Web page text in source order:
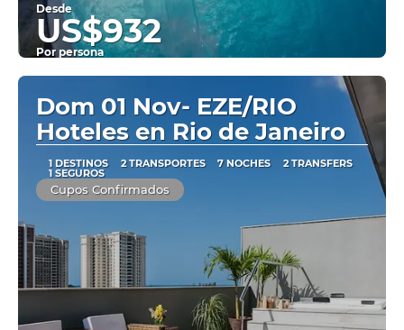
Desde
US$932
Por persona
Ver
Dom 01 Nov- EZE/RIO
Hoteles en Rio de Janeiro
1 DESTINOS 2 TRANSPORTES 7 NOCHES 2 TRANSFERS
1 SEGUROS
Cupos Confirmados